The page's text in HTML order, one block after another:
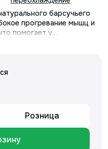
барсучьего
прогревание мышц и
помогает у...
Розница